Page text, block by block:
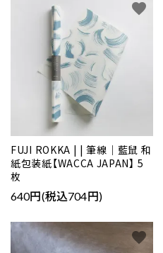
FUJI ROKKA | | 筆線｜藍鼠 和
紙包装紙【WACCA JAPAN】 5
枚
640円(税込704円)
favorite
favorite